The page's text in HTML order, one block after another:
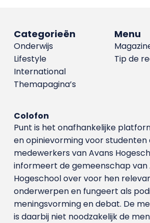
Menu
Tip de
Categorieën
Onderwijs
Lifestyle
International
Themapagina’s
Colofon
Punt is het onafhankelijke
en opinievorming voor studenten
medewerkers van Avans
informeert de gemeenschap van
Hogeschool over voor hen
onderwerpen en fungeert als
meningsvorming en debat. De
is daarbij niet noodzakelijk de